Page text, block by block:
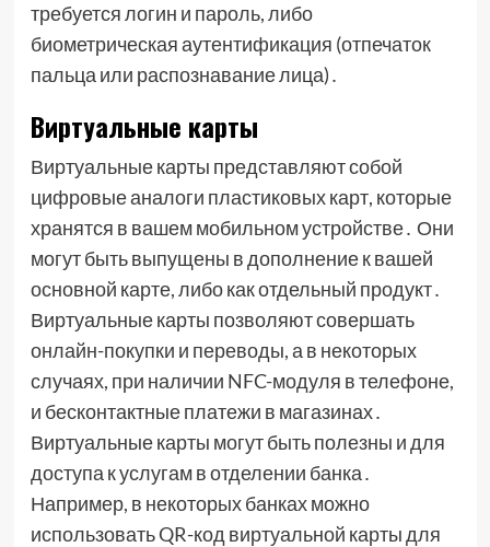
требуется логин и пароль, либо
биометрическая аутентификация (отпечаток
пальца или распознавание лица)․
Виртуальные карты
Виртуальные карты представляют собой
цифровые аналоги пластиковых карт, которые
хранятся в вашем мобильном устройстве․ Они
могут быть выпущены в дополнение к вашей
основной карте, либо как отдельный продукт․
Виртуальные карты позволяют совершать
онлайн-покупки и переводы, а в некоторых
случаях, при наличии NFC-модуля в телефоне,
и бесконтактные платежи в магазинах․
Виртуальные карты могут быть полезны и для
доступа к услугам в отделении банка․
Например, в некоторых банках можно
использовать QR-код виртуальной карты для